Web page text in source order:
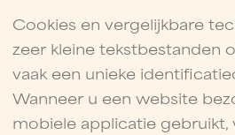
Cookies en vergelijkbare
zeer kleine tekstbestanden
vaak een unieke
Wanneer u een website
mobiele applicatie gebruikt,